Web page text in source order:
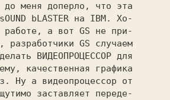
до меня доперло, что эта
bLASTER на IBM. Хо-
а вот GS не при-
разработчики GS случаем
ВИДЕОПРОЦЕССОР для
качественная графика
Ну а видеопроцессор от
заставляет переде-